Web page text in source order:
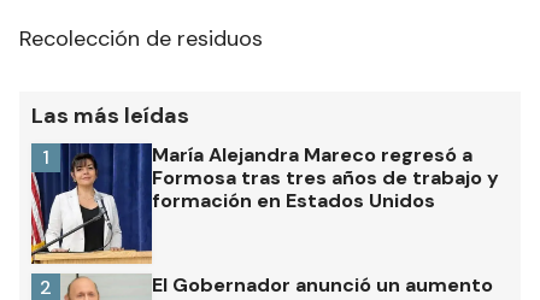
Recolección de residuos
Las más leídas
María Alejandra Mareco regresó a
Formosa tras tres años de trabajo y
formación en Estados Unidos
1
El Gobernador anunció un aumento
2